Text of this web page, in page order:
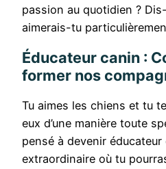
passion au quotidien ?
aimerais-tu
Éducateur canin :
former nos
Tu aimes les chiens et tu
eux d’une manière toute
pensé à devenir éducateur
extraordinaire où tu